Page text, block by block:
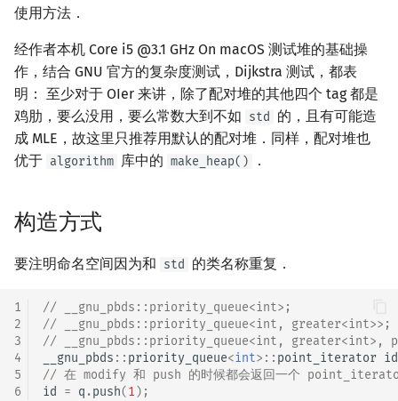
Lyndon 分解
Main–Lorentz 算法
高次剩余 & 单位根
数论分块
狄利克雷卷积
莫比乌斯反演
Powerful Number 筛
Min_25 筛
洲阁筛
序理论
杨氏矩阵
拟阵
Berlekamp–Massey 算法
动态树
析合树
PQ 树
手指树
霍夫曼树
平面图
弦图
图的着色
网络流
图的匹配
Prüfer 序列
矩阵树定理
LGV 引理
最大团搜索算法
使用方法．
经作者本机 Core i5 @3.1 GHz On macOS 测试堆的基础操
作，结合 GNU 官方的复杂度测试，Dijkstra 测试，都表
明： 至少对于 OIer 来讲，除了配对堆的其他四个 tag 都是
鸡肋，要么没用，要么常数大到不如 std
的，且有可能造
成 MLE，故这里只推荐用默认的配对堆．同样，配对堆也
优于 algorithm 库中的 make_heap() ．
构造方式
要注明命名空间因为和 std 的类名称重复．
1
2
3
4
5
6
// __gnu_pbds::priority_queue<int>;
// __gnu_pbds::priority_queue<int, greater<int>>;
// __gnu_pbds::priority_queue<int, greater<int>,
__gnu_pbds :: priority_queue<int>:: point_iterator id
// 在 modify 和 push 的时候都会返回一个 point_iterator
id
= q .push(1);